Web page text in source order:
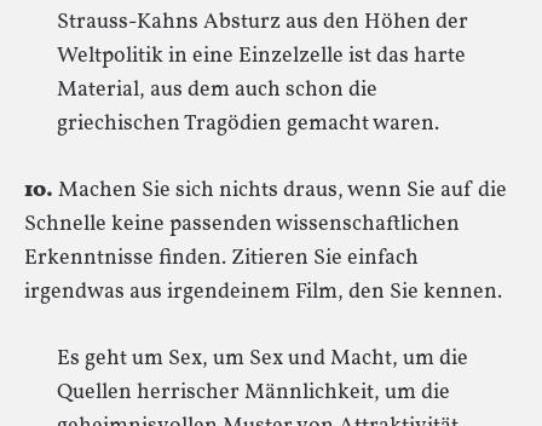
Strauss-Kahns Absturz aus den Höhen der
Weltpolitik in eine Einzelzelle ist das harte
Material, aus dem auch schon die
griechischen Tragödien gemacht waren.
10. Machen Sie sich nichts draus, wenn Sie auf die
Schnelle keine passenden wissenschaftlichen
Erkenntnisse finden. Zitieren Sie einfach
irgendwas aus irgendeinem Film, den Sie kennen.
Es geht um Sex, um Sex und Macht, um die
Quellen herrischer Männlichkeit, um die